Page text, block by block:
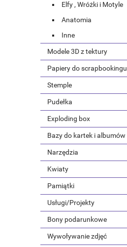
Elfy , Wróżki i Motyle
Anatomia
Inne
Modele 3D z tektury
Papiery do scrapbookingu
Stemple
Pudełka
Exploding box
Bazy do kartek i albumów
Narzędzia
Kwiaty
Pamiątki
Usługi/Projekty
Bony podarunkowe
Wywoływanie zdjęć